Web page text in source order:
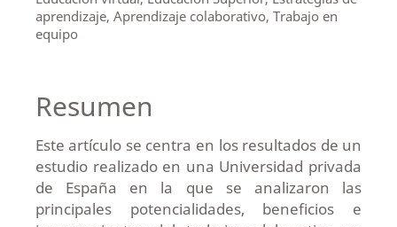
aprendizaje, Aprendizaje colaborativo, Trabajo en
equipo
Resumen
Este artículo se centra en los resultados de un
estudio realizado en una Universidad privada
de España en la que se analizaron las
principales potencialidades, beneficios e